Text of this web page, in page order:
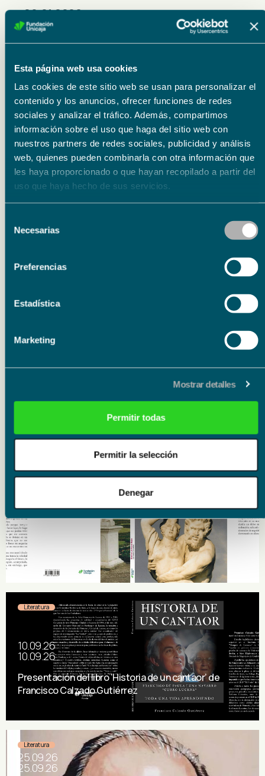
Esta página web usa cookies
Las cookies de este sitio web se usan para personalizar el
contenido y los anuncios, ofrecer funciones de redes
sociales y analizar el tráfico. Además, compartimos
información sobre el uso que haga del sitio web con
nuestros partners de redes sociales, publicidad y análisis
web, quienes pueden combinarla con otra información que
les haya proporcionado o que hayan recopilado a partir del
uso que haya hecho de sus servicios.
Necesarias
Preferencias
Estadística
Marketing
Mostrar detalles
Permitir todas
Permitir la selección
Denegar
09.01.2026
13.04.2026
Lugar
Museo Fundación Unicaja de Artes y Costumbres Populares de Málaga. Plaza Enrique
Precios
Entrada libre
Agrupación de Cofradías de Málaga
Eventos relacionados
Literatura
15.09.26
Presentación del libro ‘Poema de horas bajas’ de
Carmen Corcelles
Literatura
10.09.26
10.09.26
Presentación del libro ‘Historia de un cantaor’ de
Francisco Calzado Gutiérrez
Literatura
25.09.26
25.09.26